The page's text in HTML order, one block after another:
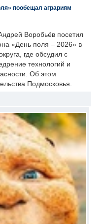
пообещал аграриям
Воробьёв посетил
«День поля – 2026» в
где обсудил с
технологий и
Об этом
Подмосковья.